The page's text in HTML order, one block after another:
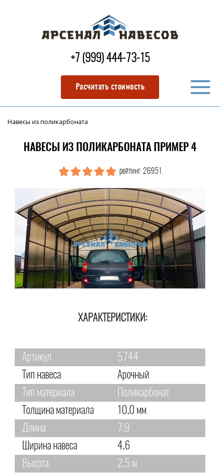
+7 (999) 444-73-15
Расчитать стоимость
Навесы из поликарбоната
НАВЕСЫ ИЗ ПОЛИКАРБОНАТА ПРИМЕР 4
рейтинг: 26951
ХАРАКТЕРИСТИКИ:
Артикул
5744
Тип навеса
Арочный
Тип материала
Поликарбонат
Толщина материала
10,0 мм
Длина
7,9
Ширина навеса
4,6
Высота
2,5 м